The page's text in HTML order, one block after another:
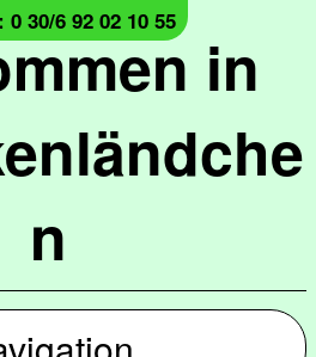
in
n
30/6 92 02 10 55